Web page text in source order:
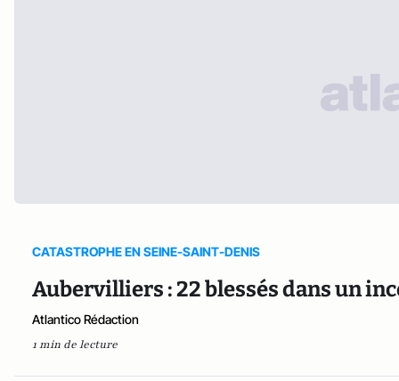
CATASTROPHE EN SEINE-SAINT-DENIS
Aubervilliers : 22 blessés dans un
Atlantico Rédaction
1 min de lecture